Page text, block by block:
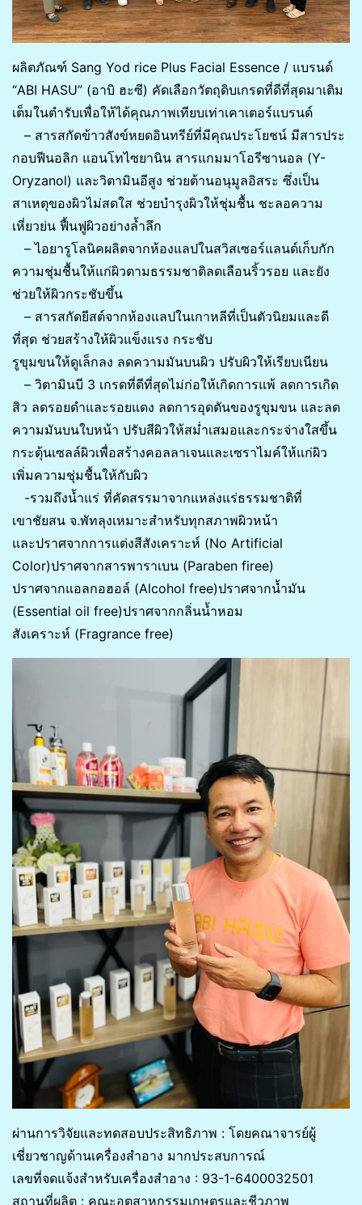
ผลิตภัณฑ์ Sang Yod rice Plus Facial Essence / แบรนด์
“ABI HASU” (อาบิ ฮะซี) คัดเลือกวัตถุดิบเกรดที่ดีที่สุดมาเติม
เต็มในตำรับเพื่อให้ได้คุณภาพเทียบเท่าเคาเตอร์แบรนด์
– สารสกัดข้าวสังข์หยดอินทรีย์ที่มีคุณประโยชน์ มีสารประ
กอบฟีนอลิก แอนโทไซยานิน สารแกมมาโอรีซานอล (Y-
Oryzanol) และวิตามินอีสูง ช่วยต้านอนุมูลอิสระ ซึ่งเป็น
สาเหตุของผิวไม่สดใส ช่วยบำรุงผิวให้ชุ่มชื้น ชะลอความ
เหี่ยวย่น ฟื้นฟูผิวอย่างล้ำลึก
– ไอยารูโลนิคผลิตจากห้องแลปในสวิสเซอร์แลนด์เก็บกัก
ความชุ่มชื้นให้แก่ผิวตามธรรมชาติลดเลือนริ้วรอย และยัง
ช่วยให้ผิวกระชับขึ้น
– สารสกัดยีสต์จากห้องแลปในเกาหลีที่เป็นตัวนิยมและดี
ที่สุด ช่วยสร้างให้ผิวแข็งแรง กระชับ
รูขุมขนให้ดูเล็กลง ลดความมันบนผิว ปรับผิวให้เรียบเนียน
– วิตามินบี 3 เกรดที่ดีที่สุดไม่ก่อให้เกิดการแพ้ ลดการเกิด
สิว ลดรอยดำและรอยแดง ลดการอุดตันของรูขุมขน และลด
ความมันบนใบหน้า ปรับสีผิวให้สม่ำเสมอและกระจ่างใสขึ้น
กระตุ้นเซลล์ผิวเพื่อสร้างคอลลาเจนและเซราไมค์ให้แก่ผิว
เพิ่มความชุ่มชื้นให้กับผิว
-รวมถึงน้ำแร่ ที่คัดสรรมาจากแหล่งแร่ธรรมชาติที่
เขาชัยสน จ.พัทลุงเหมาะสำหรับทุกสภาพผิวหน้า
และปราศจากการแต่งสีสังเคราะห์ (No Artificial
Color)ปราศจากสารพาราเบน (Paraben firee)
ปราศจากแอลกอฮอล์ (Alcohol free)ปราศจากน้ำมัน
(Essential oil free)ปราศจากกลิ่นน้ำหอม
สังเคราะห์ (Fragrance free)
ผ่านการวิจัยและทดสอบประสิทธิภาพ : โดยคณาจารย์ผู้
เชี่ยวชาญด้านเครื่องสำอาง มากประสบการณ์
เลขที่จดแจ้งสำหรับเครื่องสำอาง : 93-1-6400032501
สถานที่ผลิต : คณะอุตสาหกรรมเกษตรและชีวภาพ